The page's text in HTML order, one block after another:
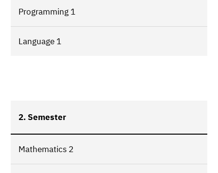
Programming 1
Language 1
2. Semester
Mathematics 2